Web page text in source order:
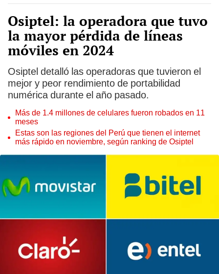
Osiptel: la operadora que tuvo
la mayor pérdida de líneas
móviles en 2024
Osiptel detalló las operadoras que tuvieron el
mejor y peor rendimiento de portabilidad
numérica durante el año pasado.
Más de 1.4 millones de celulares fueron robados en 11
meses
Estas son las regiones del Perú que tienen el internet
más rápido en noviembre, según ranking de Osiptel